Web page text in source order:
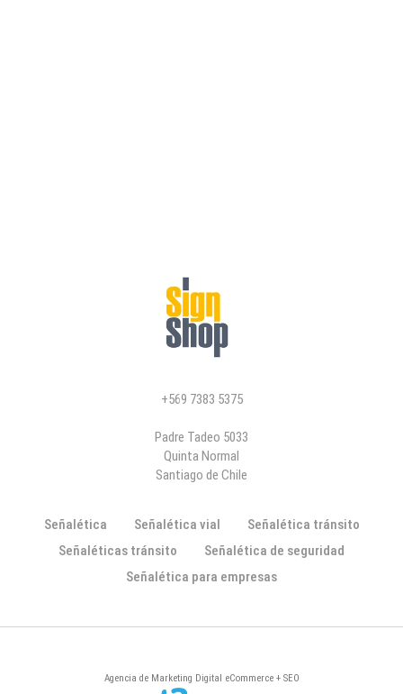
+569 7383 5375
Padre Tadeo 5033
Quinta Normal
Santiago de Chile
Señalética Señalética vial
Señalética tránsito
Señaléticas tránsito
Señalética de seguridad
Señalética para empresas
Agencia de Marketing Digital eCommerce + SEO